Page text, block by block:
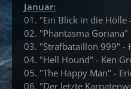
Januar:
01. "Ein Blick in die Hölle
02. "Phantasma Goriana"
03. "Strafbataillon 999" -
04. "Hell Hound" - Ken
05. "The Happy Man" -
06. "Der letzte